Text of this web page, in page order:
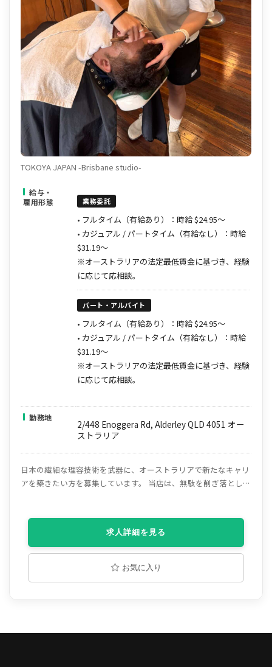
TOKOYA JAPAN -Brisbane studio-
給与・
雇用形態
業務委託
• フルタイム（有給あり）：時給 $24.95〜
• カジュアル / パートタイム（有給なし）：時給
$31.19〜
※オーストラリアの法定最低賃金に基づき、経験
に応じて応相談。
パート・アルバイト
• フルタイム（有給あり）：時給 $24.95〜
• カジュアル / パートタイム（有給なし）：時給
$31.19〜
※オーストラリアの法定最低賃金に基づき、経験
に応じて応相談。
勤務地
2/448 Enoggera Rd, Alderley QLD 4051 オー
ストラリア
日本の繊細な理容技術を武器に、オーストラリアで新たなキャリ
アを築きたい方を募集しています。 当店は、無駄を削ぎ落とした
められる環境を整えています。 日本が誇る緻密なメンズカットや
シェービング技術を活かしつつ、現地のスタイルにも無理なく馴
染めるよう、技術面・接客面ともにサポートいたします。 海外で
自分の技術を試したい方、日々のサロンワークの中で経験値を高
お気に入り
求人詳細を見る